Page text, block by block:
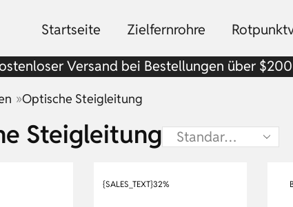
Startseite Zielfernrohre
Versand bei Bestellungen über $200
»Optische Steigleitung
Steigleitung
{SALES_TEXT}32%